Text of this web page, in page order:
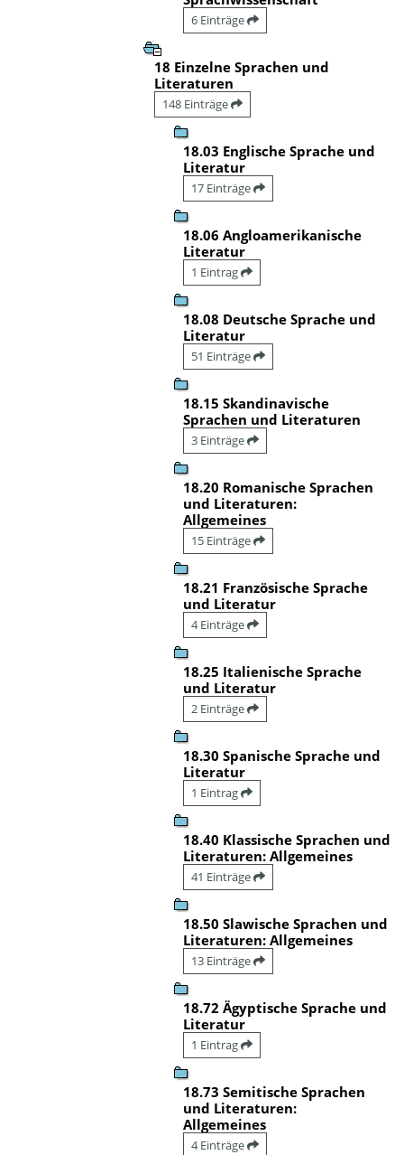
6 Einträge
18 Einzelne Sprachen und
Literaturen
148 Einträge
18.03 Englische Sprache und
Literatur
17 Einträge
18.06 Angloamerikanische
Literatur
1 Eintrag
18.08 Deutsche Sprache und
Literatur
51 Einträge
18.15 Skandinavische
Sprachen und Literaturen
3 Einträge
18.20 Romanische Sprachen
und Literaturen:
Allgemeines
15 Einträge
18.21 Französische Sprache
und Literatur
4 Einträge
18.25 Italienische Sprache
und Literatur
2 Einträge
18.30 Spanische Sprache und
Literatur
1 Eintrag
18.40 Klassische Sprachen und
Literaturen: Allgemeines
41 Einträge
18.50 Slawische Sprachen und
Literaturen: Allgemeines
13 Einträge
18.72 Ägyptische Sprache und
Literatur
1 Eintrag
18.73 Semitische Sprachen
und Literaturen:
Allgemeines
4 Einträge